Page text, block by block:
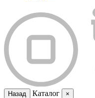
Назад Каталог ×